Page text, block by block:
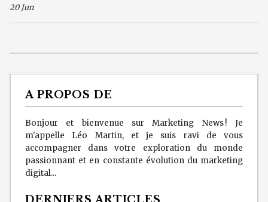
20 Jun
A PROPOS DE
Bonjour et bienvenue sur Marketing News ! Je
m'appelle Léo Martin, et je suis ravi de vous
accompagner dans votre exploration du monde
passionnant et en constante évolution du marketing
digital...
DERNIERS ARTICLES